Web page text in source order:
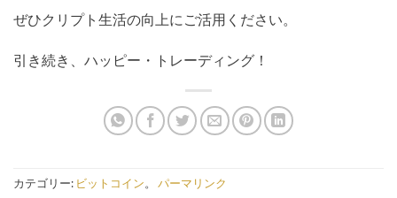
ぜひクリプト生活の向上にご活用ください。
引き続き、ハッピー・トレーディング！
カテゴリー: ビットコイン。 パーマリンク